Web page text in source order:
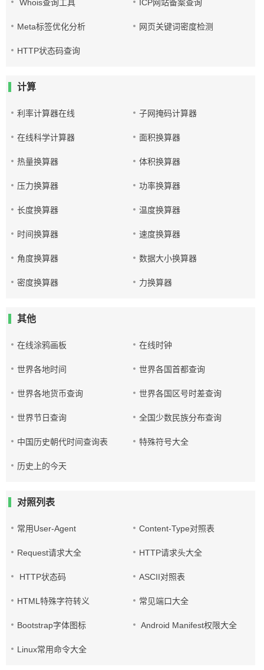
Whois查询工具 ICP网站备案查询
Meta标签优化分析 网页关键词密度检测
HTTP状态码查询
计算
利率计算器在线 子网掩码计算器
在线科学计算器 面积换算器
热量换算器 体积换算器
压力换算器 功率换算器
长度换算器 温度换算器
时间换算器 速度换算器
角度换算器 数据大小换算器
密度换算器 力换算器
其他
在线涂鸦画板 在线时钟
世界各地时间 世界各国首都查询
世界各地货币查询 世界各国区号时差查询
世界节日查询 全国少数民族分布查询
中国历史朝代时间查询表 特殊符号大全
历史上的今天
对照列表
常用User-Agent Content-Type对照表
Request请求大全 HTTP请求头大全
HTTP状态码 ASCII对照表
HTML特殊字符转义 常见端口大全
Bootstrap字体图标 Android Manifest权限大全
Linux常用命令大全